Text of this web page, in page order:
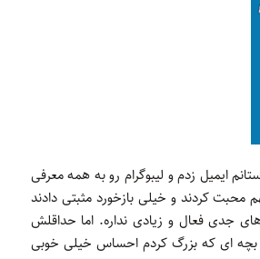
ایمیل زدم و لیبوگرام رو به همه معرفی
محبت کردند و خیلی بازخورد مثبتی دادند
جدی فعال و زیادی نداره. اما حداقلش
بچه ای که بزرگ کردم احساس خیلی خوبی